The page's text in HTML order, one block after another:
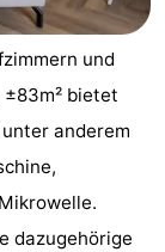
und
bietet
anderem
dazugehörige